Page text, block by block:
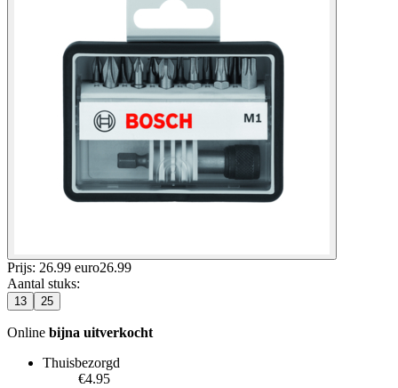
Prijs: 26.99 euro26.99
Aantal stuks:
13 25
Online bijna uitverkocht
Thuisbezorgd
€4.95